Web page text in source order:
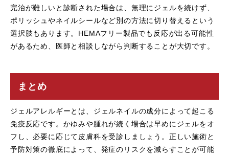
完治が難しいと診断された場合は、無理にジェルを続けず、
ポリッシュやネイルシールなど別の方法に切り替えるという
選択肢もあります。HEMAフリー製品でも反応が出る可能性
があるため、医師と相談しながら判断することが大切です。
まとめ
ジェルアレルギーとは、ジェルネイルの成分によって起こる
免疫反応です。かゆみや腫れが続く場合は早めにジェルをオ
フし、必要に応じて皮膚科を受診しましょう。正しい施術と
予防対策の徹底によって、発症のリスクを減らすことが可能